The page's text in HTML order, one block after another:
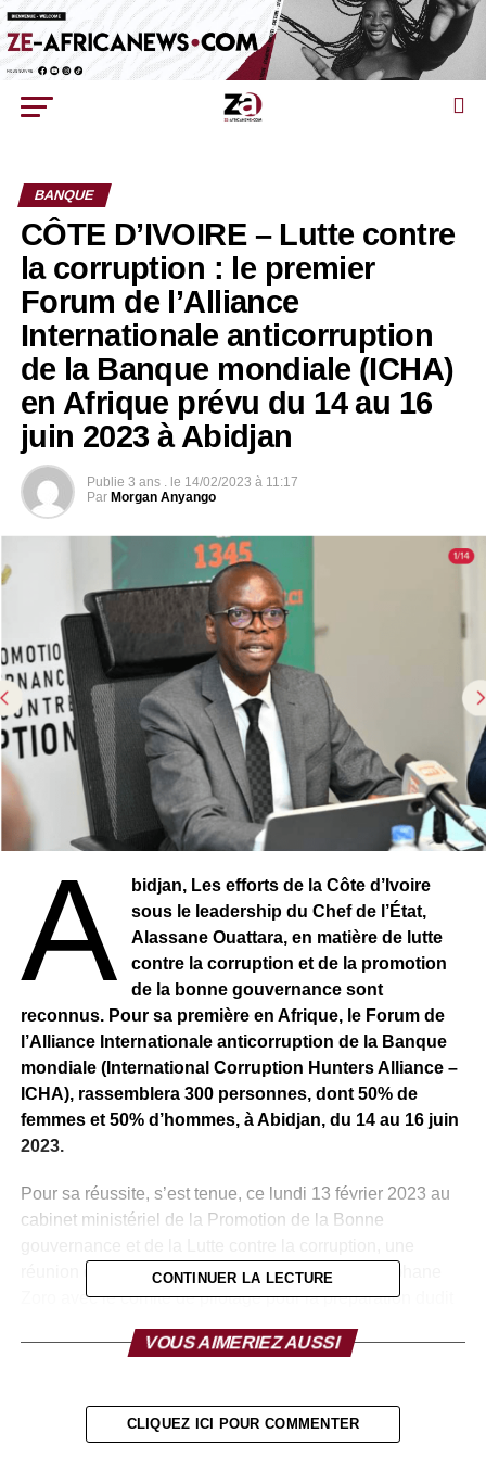
BANQUE
CÔTE D’IVOIRE – Lutte contre
la corruption : le premier
Forum de l’Alliance
Internationale anticorruption
de la Banque mondiale (ICHA)
en Afrique prévu du 14 au 16
juin 2023 à Abidjan
Publie 3 ans . le 14/02/2023 à 11:17
Par Morgan Anyango
A
bidjan, Les efforts de la Côte d’Ivoire
sous le leadership du Chef de l’État,
Alassane Ouattara, en matière de lutte
contre la corruption et de la promotion
de la bonne gouvernance sont
reconnus. Pour sa première en Afrique, le Forum de
l’Alliance Internationale anticorruption de la Banque
mondiale (International Corruption Hunters Alliance –
ICHA), rassemblera 300 personnes, dont 50% de
femmes et 50% d’hommes, à Abidjan, du 14 au 16 juin
2023.
Pour sa réussite, s’est tenue, ce lundi 13 février 2023 au
cabinet ministériel de la Promotion de la Bonne
réunion de travail co-présidée par le ministre Épiphane
Zoro avec le comité de pilotage pour la préparation dudit
visioconférence.
s’est hissée au rang des nations les moins corrompues
CONTINUER LA LECTURE
VOUS AIMERIEZ AUSSI
CLIQUEZ ICI POUR COMMENTER